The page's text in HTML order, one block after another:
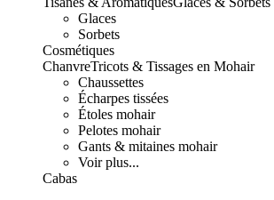
Glaces
Sorbets
Cosmétiques
ChanvreTricots & Tissages en Mohair
Chaussettes
Écharpes tissées
Étoles mohair
Pelotes mohair
Gants & mitaines mohair
Voir plus...
Cabas